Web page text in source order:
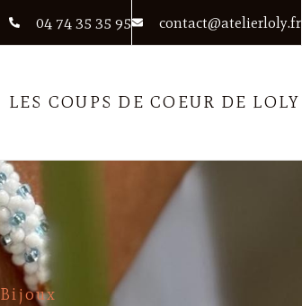
04 74 35 35 95 contact@atelierloly.fr
LES COUPS DE COEUR DE LOLY
Bijoux